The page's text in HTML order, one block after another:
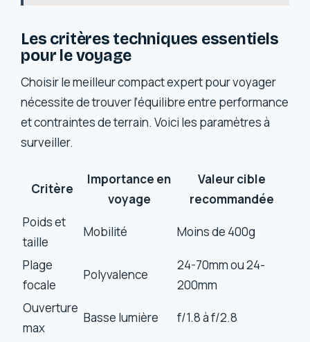
Les critères techniques essentiels
pour le voyage
Choisir le meilleur compact expert pour voyager
nécessite de trouver l’équilibre entre performance
et contraintes de terrain. Voici les paramètres à
surveiller.
Critère
Importance en
voyage
Valeur cible
recommandée
Poids et
taille
Mobilité Moins de 400g
Plage
focale
Polyvalence
24-70mm ou 24-
200mm
Ouverture
max
Basse lumière f/1.8 à f/2.8